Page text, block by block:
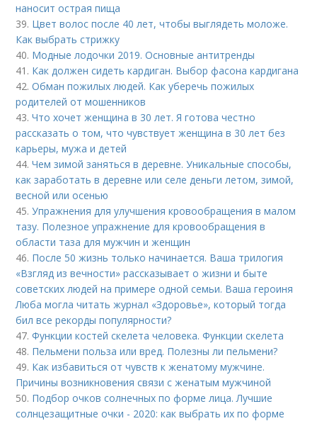
наносит острая пища
39. Цвет волос после 40 лет, чтобы выглядеть моложе.
Как выбрать стрижку
40. Модные лодочки 2019. Основные антитренды
41. Как должен сидеть кардиган. Выбор фасона кардигана
42.Обман пожилых людей. Как уберечь пожилых
родителей от мошенников
43.Что хочет женщина в 30 лет. Я готова честно
рассказать о том, что чувствует женщина в 30 лет без
карьеры, мужа и детей
44.Чем зимой заняться в деревне. Уникальные способы,
как заработать в деревне или селе деньги летом, зимой,
весной или осенью
45.Упражнения для улучшения кровообращения в малом
тазу. Полезное упражнение для кровообращения в
области таза для мужчин и женщин
46. После 50 жизнь только начинается. Ваша трилогия
«Взгляд из вечности» рассказывает о жизни и быте
советских людей на примере одной семьи. Ваша героиня
Люба могла читать журнал «Здоровье», который тогда
бил все рекорды популярности?
47.Функции костей скелета человека. Функции скелета
48. Пельмени польза или вред. Полезны ли пельмени?
49. Как избавиться от чувств к женатому мужчине.
Причины возникновения связи с женатым мужчиной
50. Подбор очков солнечных по форме лица. Лучшие
солнцезащитные очки - 2020: как выбрать их по форме